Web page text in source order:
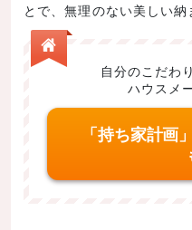
とで、無理のない美しい納
自分のこだわ
ハウスメ
「持ち家計画